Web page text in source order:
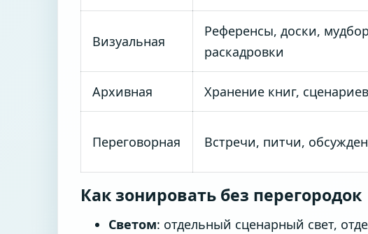
Визуальная
Референсы, доски,
раскадровки
Архивная Хранение книг,
Переговорная Встречи, питчи,
Как зонировать без перегородок
Светом: отдельный сценарный свет,